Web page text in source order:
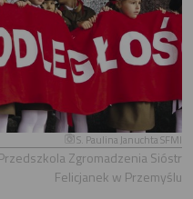
S. Paulina Januchta SFMI
Zgromadzenia Sióstr
Felicjanek w Przemyślu